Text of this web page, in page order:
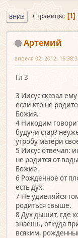
ВНИЗ Страницы 1
Артемий
апреля 02, 2012,
Гл 3
3 Иисус сказал
если кто не
Божия.
4 Никодим
будучи стар?
утробу матери
5 Иисус отвечал:
не родится от
Божие.
6 Рожденное от
есть дух.
7 Не удивляйся
родиться свыше.
8 Дух дышит, где
знаешь, откуда
всяким,